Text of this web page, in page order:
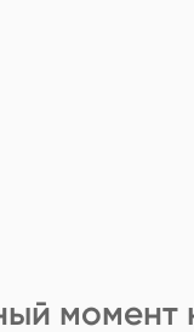
момент